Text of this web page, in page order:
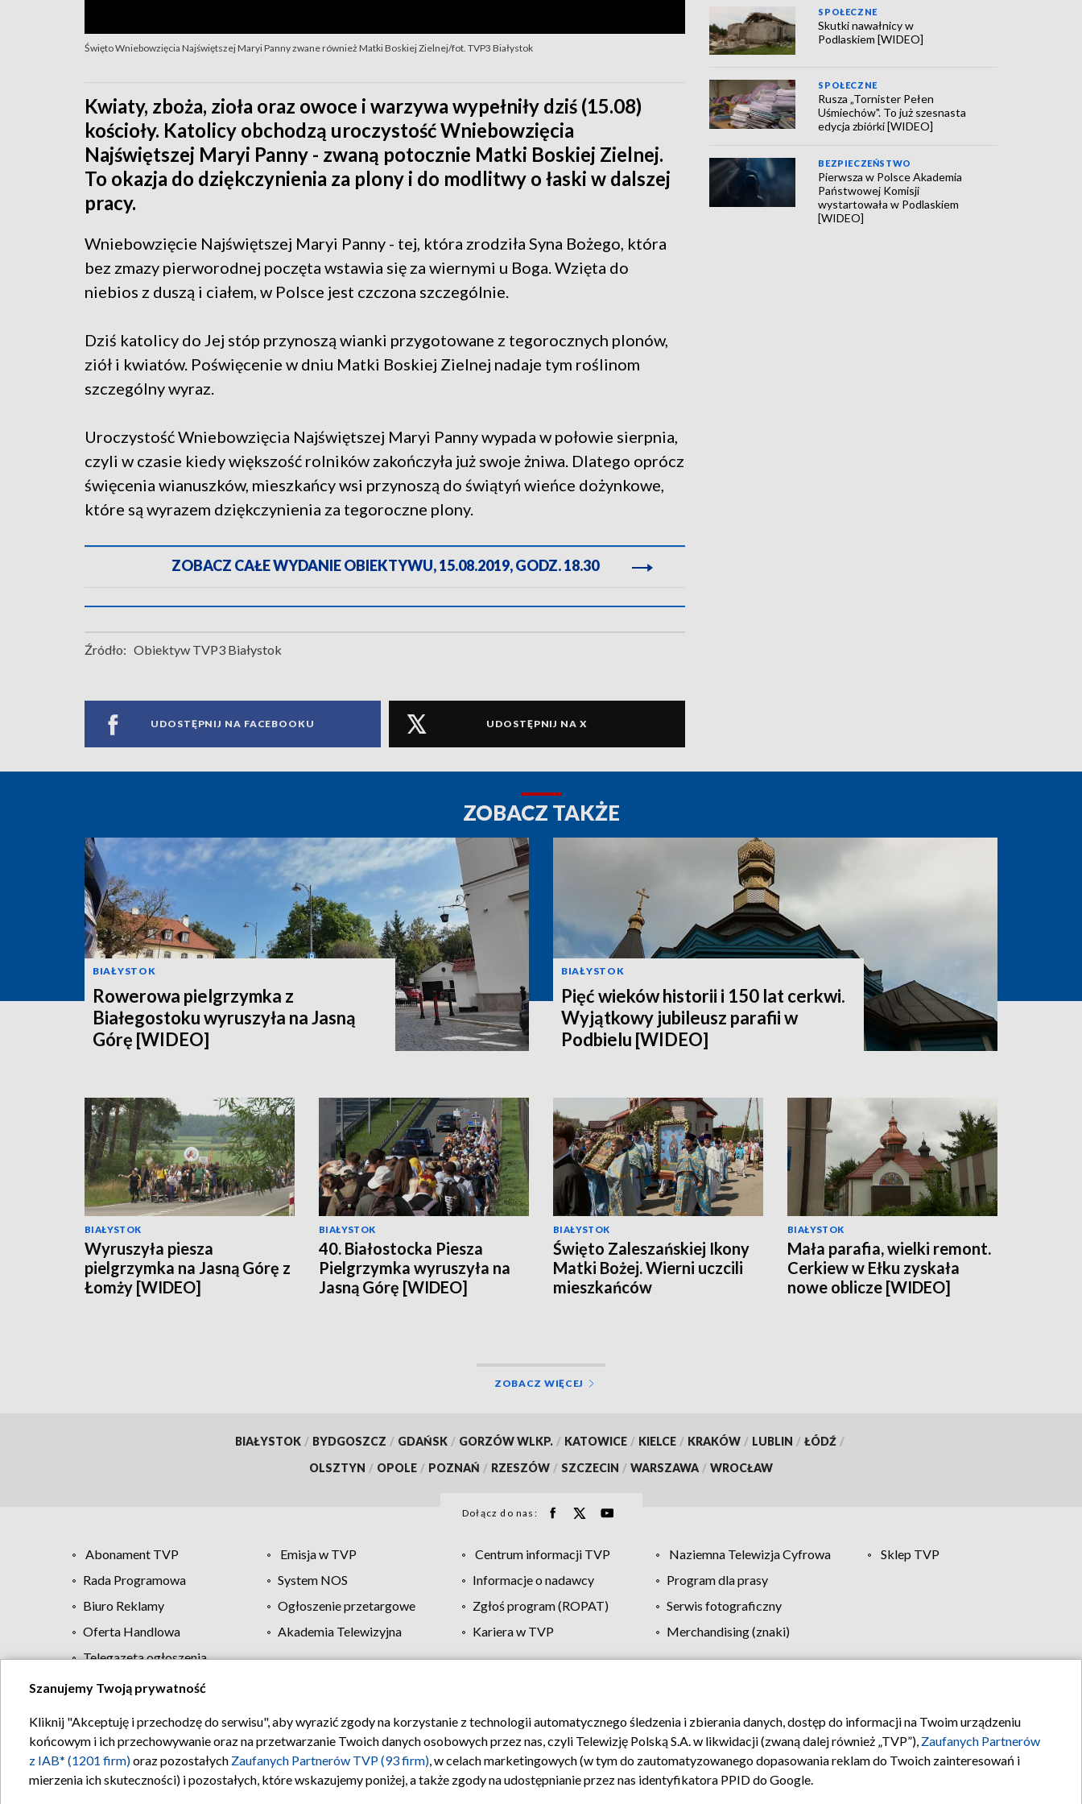
Święto Wniebowzięcia Najświętszej Maryi Panny zwane również Matki Boskiej Zielnej/fot. TVP3 Białystok
Kwiaty, zboża, zioła oraz owoce i warzywa wypełniły dziś (15.08)
kościoły. Katolicy obchodzą uroczystość Wniebowzięcia
Najświętszej Maryi Panny - zwaną potocznie Matki Boskiej Zielnej.
To okazja do dziękczynienia za plony i do modlitwy o łaski w dalszej
pracy.
Wniebowzięcie Najświętszej Maryi Panny - tej, która zrodziła Syna Bożego, która
bez zmazy pierworodnej poczęta wstawia się za wiernymi u Boga. Wzięta do
niebios z duszą i ciałem, w Polsce jest czczona szczególnie.
Dziś katolicy do Jej stóp przynoszą wianki przygotowane z tegorocznych plonów,
ziół i kwiatów. Poświęcenie w dniu Matki Boskiej Zielnej nadaje tym roślinom
szczególny wyraz.
Uroczystość Wniebowzięcia Najświętszej Maryi Panny wypada w połowie sierpnia,
czyli w czasie kiedy większość rolników zakończyła już swoje żniwa. Dlatego oprócz
święcenia wianuszków, mieszkańcy wsi przynoszą do świątyń wieńce dożynkowe,
które są wyrazem dziękczynienia za tegoroczne plony.
ZOBACZ CAŁE WYDANIE OBIEKTYWU, 15.08.2019, GODZ. 18.30
Źródło: Obiektyw TVP3 Białystok
UDOSTĘPNIJ NA FACEBOOKU UDOSTĘPNIJ NA X
SPOŁECZNE
Skutki nawałnicy w
Podlaskiem [WIDEO]
SPOŁECZNE
Rusza „Tornister Pełen
Uśmiechów". To już szesnasta
edycja zbiórki [WIDEO]
BEZPIECZEŃSTWO
Pierwsza w Polsce Akademia
Państwowej Komisji
wystartowała w Podlaskiem
[WIDEO]
ZOBACZ TAKŻE
BIAŁYSTOK
Rowerowa pielgrzymka z
Białegostoku wyruszyła na Jasną
Górę [WIDEO]
BIAŁYSTOK
Pięć wieków historii i 150 lat cerkwi.
Wyjątkowy jubileusz parafii w
Podbielu [WIDEO]
BIAŁYSTOK
Wyruszyła piesza
pielgrzymka na Jasną Górę z
Łomży [WIDEO]
BIAŁYSTOK
40. Białostocka Piesza
Pielgrzymka wyruszyła na
Jasną Górę [WIDEO]
BIAŁYSTOK
Święto Zaleszańskiej Ikony
Matki Bożej. Wierni uczcili
mieszkańców
BIAŁYSTOK
Mała parafia, wielki remont.
Cerkiew w Ełku zyskała
nowe oblicze [WIDEO]
ZOBACZ WIĘCEJ
BIAŁYSTOK / BYDGOSZCZ / GDAŃSK / GORZÓW WLKP. / KATOWICE / KIELCE / KRAKÓW / LUBLIN / ŁÓDŹ /
OLSZTYN / OPOLE / POZNAŃ / RZESZÓW / SZCZECIN / WARSZAWA / WROCŁAW
Dołącz do nas:
Abonament TVP Emisja w TVP Centrum informacji TVP Naziemna Telewizja Cyfrowa
Sklep TVP
Rada Programowa
System NOS Informacje o nadawcy
Program dla prasy
Biuro Reklamy
Ogłoszenie przetargowe Zgłoś program (ROPAT)
Serwis fotograficzny
Oferta Handlowa
Akademia Telewizyjna Kariera w TVP
Merchandising (znaki)
Telegazeta ogłoszenia
Regulamin TVP Polityka prywatności Moje zgody Pomoc Biuro reklamy Kontakt
Szanujemy Twoją prywatność
Kliknij "Akceptuję i przechodzę do serwisu", aby wyrazić zgody na korzystanie z technologii automatycznego śledzenia i zbierania danych, dostęp do informacji na Twoim urządzeniu
końcowym i ich przechowywanie oraz na przetwarzanie Twoich danych osobowych przez nas, czyli Telewizję Polską S.A. w likwidacji (zwaną dalej również „TVP”), Zaufanych Partnerów
z IAB* (1201 firm)oraz pozostałych Zaufanych Partnerów TVP (93 firm), w celach marketingowych (w tym do zautomatyzowanego dopasowania reklam do Twoich zainteresowań i
mierzenia ich skuteczności) i pozostałych, które wskazujemy poniżej, a także zgody na udostępnianie przez nas identyfikatora PPID do Google.